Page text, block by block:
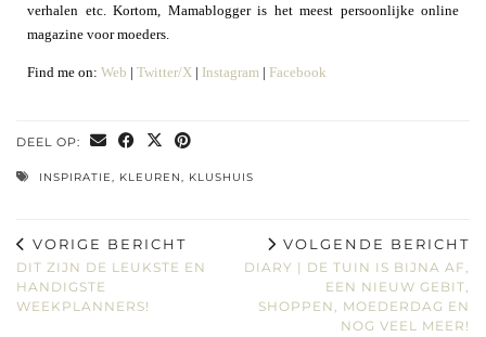
verhalen etc. Kortom, Mamablogger is het meest persoonlijke online
magazine voor moeders.
Find me on: Web | Twitter/X | Instagram | Facebook
DEEL OP:
INSPIRATIE KLEUREN KLUSHUIS
VORIGE BERICHT
DIT ZIJN DE LEUKSTE EN
HANDIGSTE
WEEKPLANNERS!
VOLGENDE BERICHT
DIARY | DE TUIN IS BIJNA AF,
EEN NIEUW GEBIT,
SHOPPEN, MOEDERDAG EN
NOG VEEL MEER!